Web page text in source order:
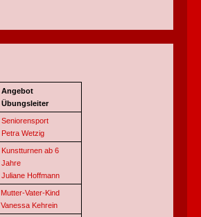
Angebot
Übungsleiter
Seniorensport
Petra Wetzig
Kunstturnen ab 6
Jahre
Juliane Hoffmann
Mutter-Vater-Kind
Vanessa Kehrein